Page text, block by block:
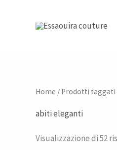
Home / Prodotti taggati
abiti eleganti
Visualizzazione di 52